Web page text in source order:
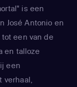
is een
José Antonio en
een van de
en talloze
een
verhaal,